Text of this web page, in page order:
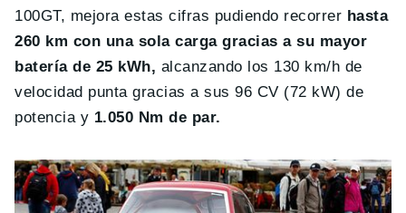
100GT, mejora estas cifras pudiendo recorrer hasta
260 km con una sola carga gracias a su mayor
batería de 25 kWh, alcanzando los 130 km/h de
velocidad punta gracias a sus 96 CV (72 kW) de
potencia y 1.050 Nm de par.